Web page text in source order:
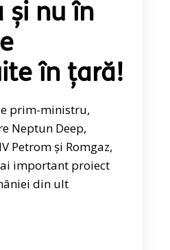
și nu în
în țară!
prim-ministru,
Neptun Deep,
Petrom și Romgaz,
important proiect
din ult